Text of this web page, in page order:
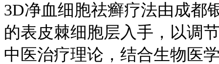
3D净血细胞祛癣疗法由成都
的表皮棘细胞层入手，以调
中医治疗理论，结合生物医